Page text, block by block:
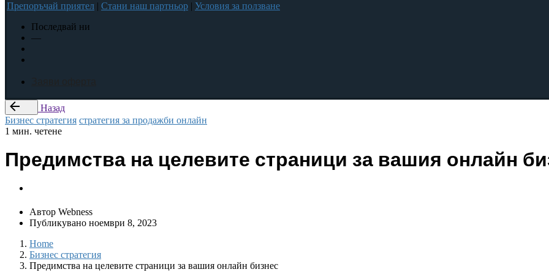
Препоръчай приятел | Стани наш партньор | Условия за ползване
Последвай ни
—
Назад
Бизнес стратегия стратегия за продажби онлайн
1 мин. четене
Предимства на целевите страници за вашия онлайн
Автор Webness
Публикувано ноември 8, 2023
Home
Бизнес стратегия
Предимства на целевите страници за вашия онлайн бизнес